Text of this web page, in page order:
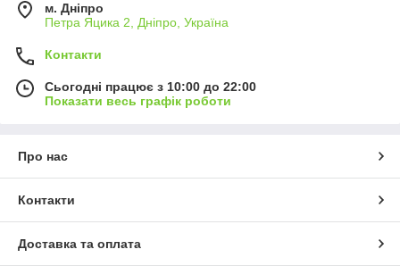
м. Дніпро
Петра Яцика 2, Дніпро, Україна
Контакти
Сьогодні працює з 10:00 до 22:00
Показати весь графік роботи
Про нас
Контакти
Доставка та оплата